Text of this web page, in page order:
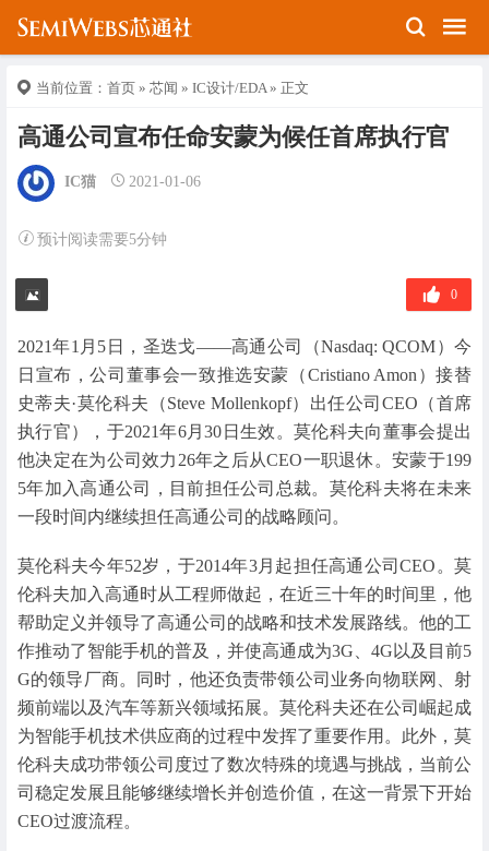
当前位置： 首页 » 芯闻 » IC设计/EDA» 正文
高通公司宣布任命安蒙为候任首席执行官
IC猫 2021-01-06
预计阅读需要5分钟
0
2021年1月5日，圣迭戈——高通公司（Nasdaq: QCOM）今
日宣布，公司董事会一致推选安蒙（Cristiano Amon）接替
史蒂夫·莫伦科夫（Steve Mollenkopf）出任公司CEO（首席
执行官），于2021年6月30日生效。莫伦科夫向董事会提出
他决定在为公司效力26年之后从CEO一职退休。安蒙于199
5年加入高通公司，目前担任公司总裁。莫伦科夫将在未来
一段时间内继续担任高通公司的战略顾问。
莫伦科夫今年52岁，于2014年3月起担任高通公司CEO。莫
伦科夫加入高通时从工程师做起，在近三十年的时间里，他
帮助定义并领导了高通公司的战略和技术发展路线。他的工
作推动了智能手机的普及，并使高通成为3G、4G以及目前5
G的领导厂商。同时，他还负责带领公司业务向物联网、射
频前端以及汽车等新兴领域拓展。莫伦科夫还在公司崛起成
为智能手机技术供应商的过程中发挥了重要作用。此外，莫
伦科夫成功带领公司度过了数次特殊的境遇与挑战，当前公
司稳定发展且能够继续增长并创造价值，在这一背景下开始
CEO过渡流程。